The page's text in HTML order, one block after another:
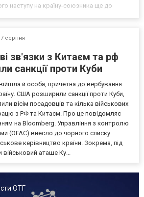
наступу на країну-союзника ще до
7 серпня
зв'язки з Китаєм та рф
санкції проти Куби
й особа, причетна до вербування
США розширили санкції проти Куби,
вісім посадовців та кілька військових
з РФ та Китаєм. Про це повідомляє
на Bloomberg. Управління з контролю
(OFAC) внесло до чорного списку
керівництво країни. Зокрема, під
аташе Ку...
ОТГ